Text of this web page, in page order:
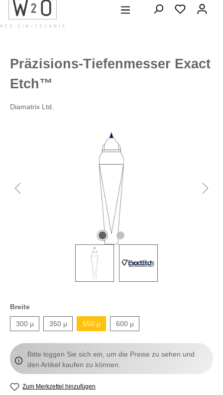
springen
Präzisions-Tiefenmesser Exact
Etch™
Diamatrix Ltd.
Breite
300 µ 350 µ 550 µ 600 µ
Bitte loggen Sie sich ein, um die Preise zu sehen und
den Artikel kaufen zu können.
Zum Merkzettel hinzufügen